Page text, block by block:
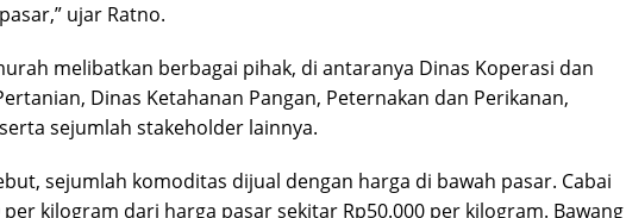
ujar Ratno.
melibatkan berbagai pihak, di antaranya Dinas Koperasi dan
Dinas Ketahanan Pangan, Peternakan dan Perikanan,
sejumlah stakeholder lainnya.
sejumlah komoditas dijual dengan harga di bawah pasar. Cabai
kilogram dari harga pasar sekitar Rp50.000 per kilogram. Bawang